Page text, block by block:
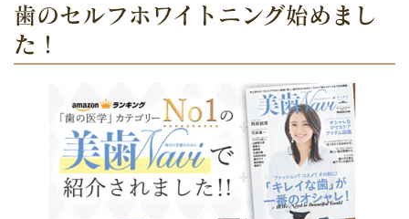
歯のセルフホワイトニング始めまし
た！